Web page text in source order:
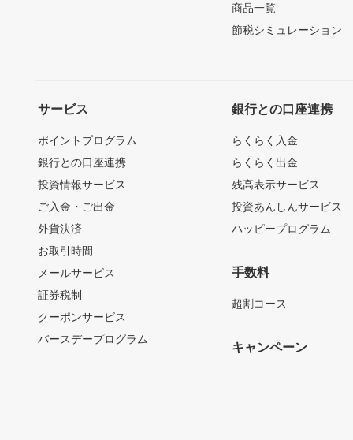
商品一覧
節税シミュレーション
サービス
ポイントプログラム
銀行との口座連携
投資情報サービス
ご入金・ご出金
外貨決済
お取引時間
メールサービス
証券税制
クーポンサービス
バースデープログラム
銀行との口座連携
らくらく入金
らくらく出金
残高表示サービス
投資あんしんサービス
ハッピープログラム
手数料
超割コース
キャンペーン